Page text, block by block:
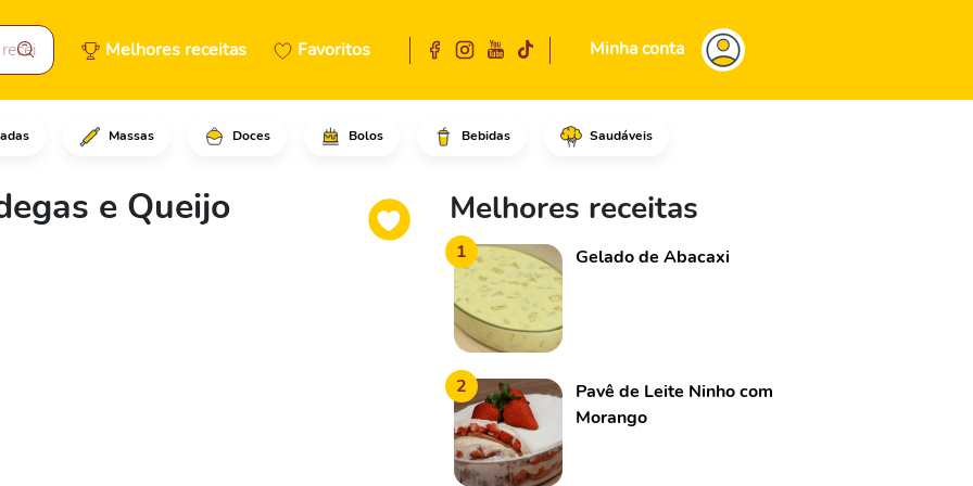
Melhores receitas Favoritos Minha conta
Massas Doces Bolos Bebidas Saudáveis
e Queijo
macarrão cozido em uma forma de cupcake, dividindo
Melhores receitas
1 Gelado de Abacaxi
2
Pavê de Leite Ninho com
Morango